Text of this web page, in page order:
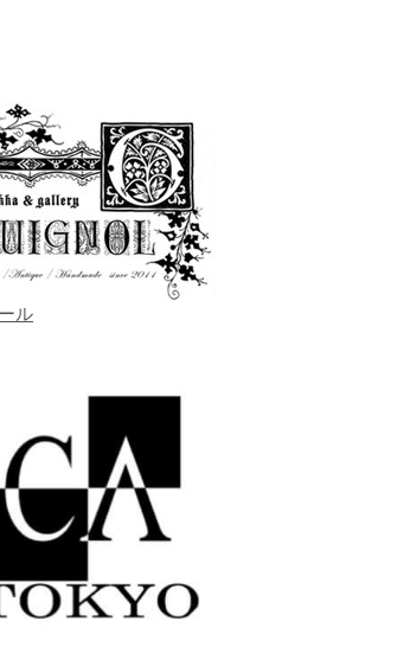
ル